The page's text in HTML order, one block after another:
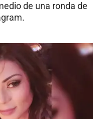
de una ronda de